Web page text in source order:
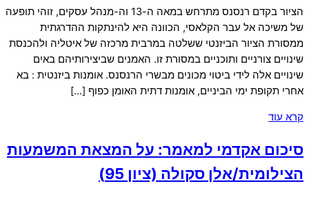
הציור בקדם רנסנס מתרחש במאה ה-13 וה-מנהל עסקים, זוהי תופעה
של משיכה אל עבר הקלאסי, הכוונה היא להינתקות ההדרגתית
ממסורת הציור הביזנטי ששלטה במרבית מרכזה של איטליה ולהכנסת
שינויים צורניים ותוכניים במסורת זו. האמנים שביצירותיהם באים
שינויים אלה לידי ביטוי מכונים מבשרי הרנסנס. אומנות ביזנטית : בא
אחרי תקופת ימי הביניים, אומנות דתית האומן כפוף […]
קרא עוד
סיכום אקדמי למאמר: על המצאת המשמעות
הצילומית/אלן סקולה (ציון 95)